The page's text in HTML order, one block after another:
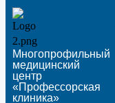
Многопрофильный
медицинский
центр
«Профессорская
клиника»